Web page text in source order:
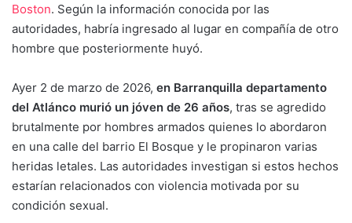
Boston. Según la información conocida por las
autoridades, habría ingresado al lugar en compañía de otro
hombre que posteriormente huyó.
Ayer 2 de marzo de 2026, en Barranquilla departamento
del Atlánco murió un jóven de 26 años, tras se agredido
brutalmente por hombres armados quienes lo abordaron
en una calle del barrio El Bosque y le propinaron varias
heridas letales. Las autoridades investigan si estos hechos
estarían relacionados con violencia motivada por su
condición sexual.